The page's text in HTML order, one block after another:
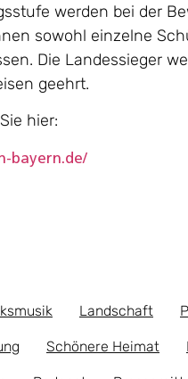
werden bei der
sowohl einzelne
Die Landessieger
geehrt.
hier:
bayern.de/
Landschaft
Schönere Heimat